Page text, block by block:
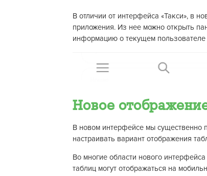
В отличии от интерфейса «Такси», в
приложения. Из нее можно открыть
информацию о текущем
Новое
В новом интерфейсе мы существенно
настраивать вариант отображения
Во многие области нового
таблиц могут отображаться на